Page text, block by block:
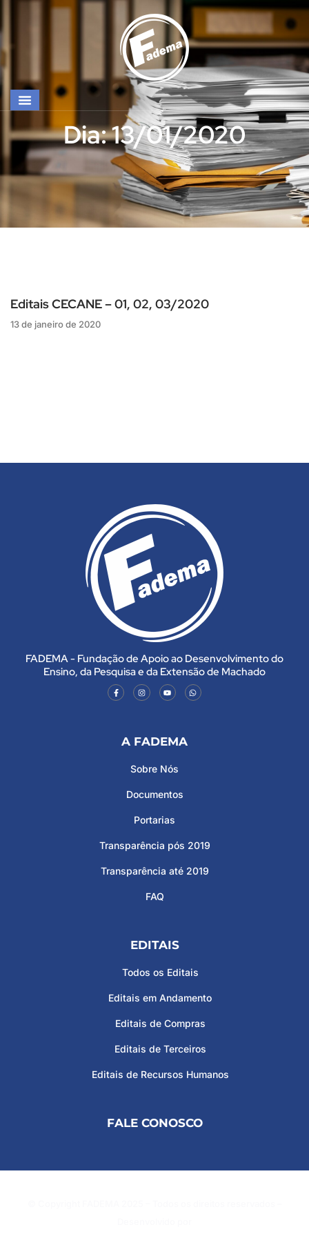
Dia: 13/01/2020
Editais CECANE – 01, 02, 03/2020
13 de janeiro de 2020
FADEMA - Fundação de Apoio ao Desenvolvimento do
Ensino, da Pesquisa e da Extensão de Machado
A FADEMA
Sobre Nós
Documentos
Portarias
Transparência pós 2019
Transparência até 2019
FAQ
EDITAIS
Todos os Editais
Editais em Andamento
Editais de Compras
Editais de Terceiros
Editais de Recursos Humanos
FALE CONOSCO